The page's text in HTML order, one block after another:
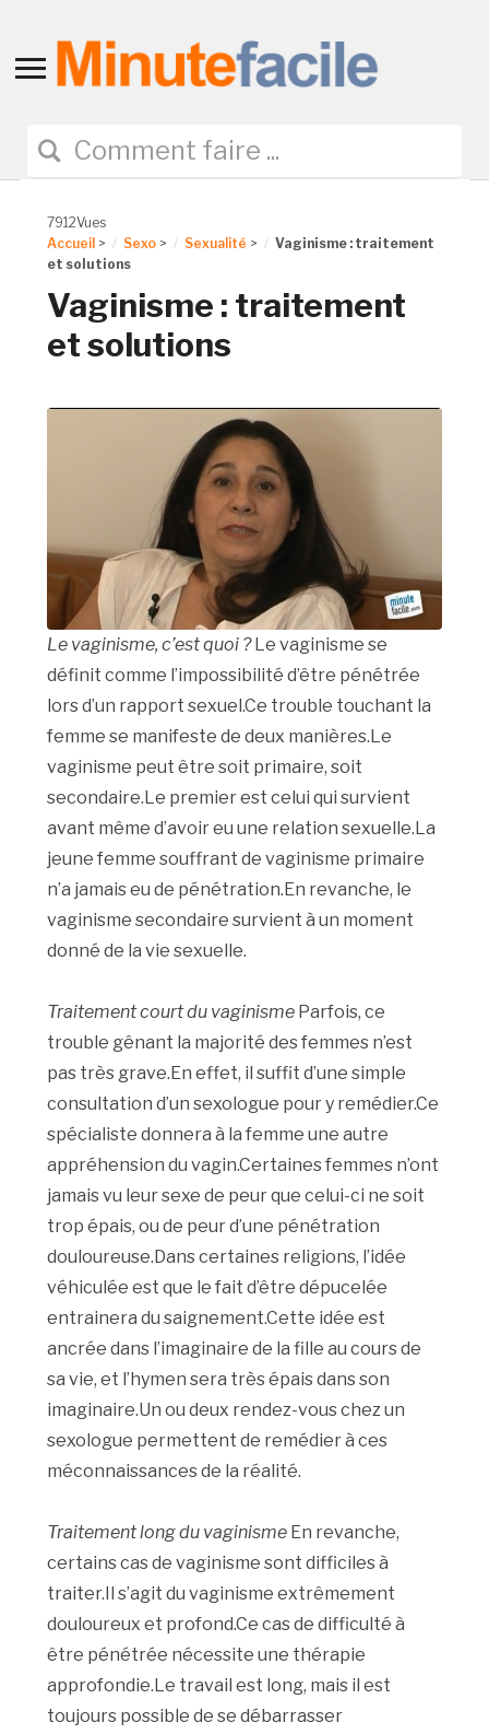
Toggle
navigation
7912Vues
Accueil > Sexo > Sexualité >
Vaginisme : traitement
et solutions
Vaginisme : traitement
et solutions
Le vaginisme, c’est quoi ?Le vaginisme se
définit comme l’impossibilité d’être pénétrée
lors d’un rapport sexuel.Ce trouble touchant la
femme se manifeste de deux manières.Le
vaginisme peut être soit primaire, soit
secondaire.Le premier est celui qui survient
avant même d’avoir eu une relation sexuelle.La
jeune femme souffrant de vaginisme primaire
n’a jamais eu de pénétration.En revanche, le
vaginisme secondaire survient à un moment
donné de la vie sexuelle.
Traitement court du vaginisme Parfois, ce
trouble gênant la majorité des femmes n’est
pas très grave.En effet, il suffit d’une simple
consultation d’un sexologue pour y remédier.Ce
spécialiste donnera à la femme une autre
appréhension du vagin.Certaines femmes n’ont
jamais vu leur sexe de peur que celui-ci ne soit
trop épais, ou de peur d’une pénétration
douloureuse.Dans certaines religions, l’idée
véhiculée est que le fait d’être dépucelée
entrainera du saignement.Cette idée est
ancrée dans l’imaginaire de la fille au cours de
sa vie, et l’hymen sera très épais dans son
imaginaire.Un ou deux rendez-vous chez un
sexologue permettent de remédier à ces
méconnaissances de la réalité.
Traitement long du vaginisme En revanche,
certains cas de vaginisme sont difficiles à
traiter.Il s’agit du vaginisme extrêmement
douloureux et profond.Ce cas de difficulté à
être pénétrée nécessite une thérapie
approfondie.Le travail est long, mais il est
toujours possible de se débarrasser